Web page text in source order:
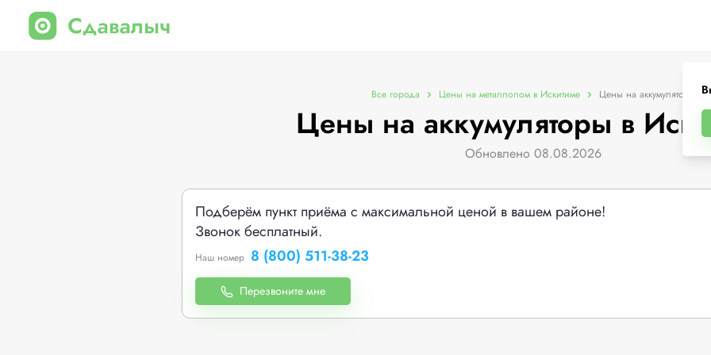
Все города Цены на металлолом в Искитиме Цены на аккумуляторы
Цены на аккумуляторы в
Обновлено 08.08.2026
Подберём пункт приёма с максимальной ценой в вашем районе!
Звонок бесплатный.
Наш номер 8 (800) 511-38-23
Перезвоните мне